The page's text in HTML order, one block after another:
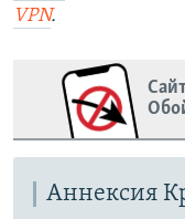
VPN.
Аннексия